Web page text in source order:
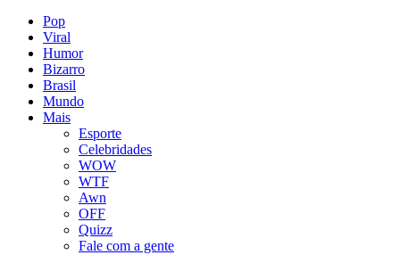
Pop
Viral
Humor
Bizarro
Brasil
Mundo
Mais
Esporte
Celebridades
WOW
WTF
Awn
OFF
Quizz
Fale com a gente